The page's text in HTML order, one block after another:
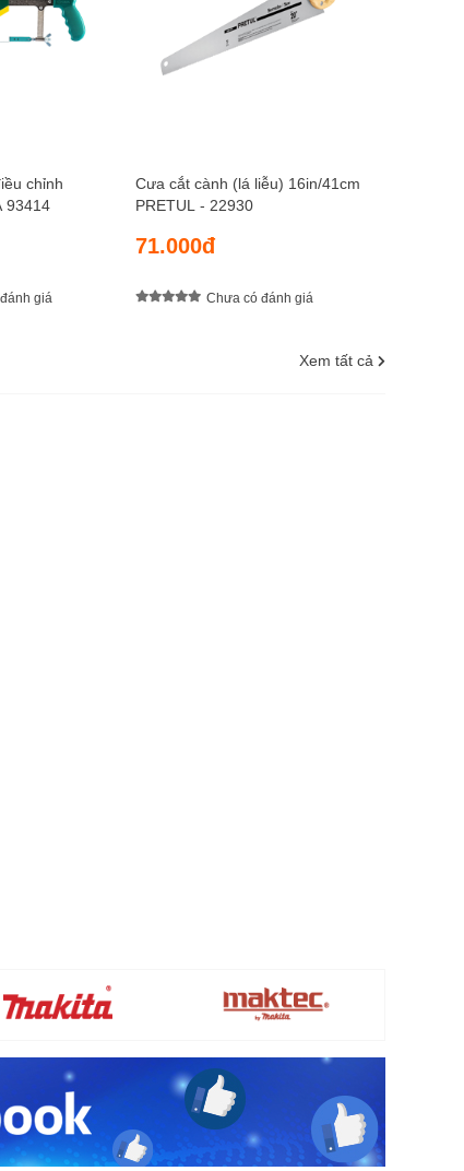
chỉnh
93414
giá
Cưa cắt cành (lá liễu) 16in/41cm
PRETUL - 22930
71.000đ
Chưa có đánh giá
Xem tất cả